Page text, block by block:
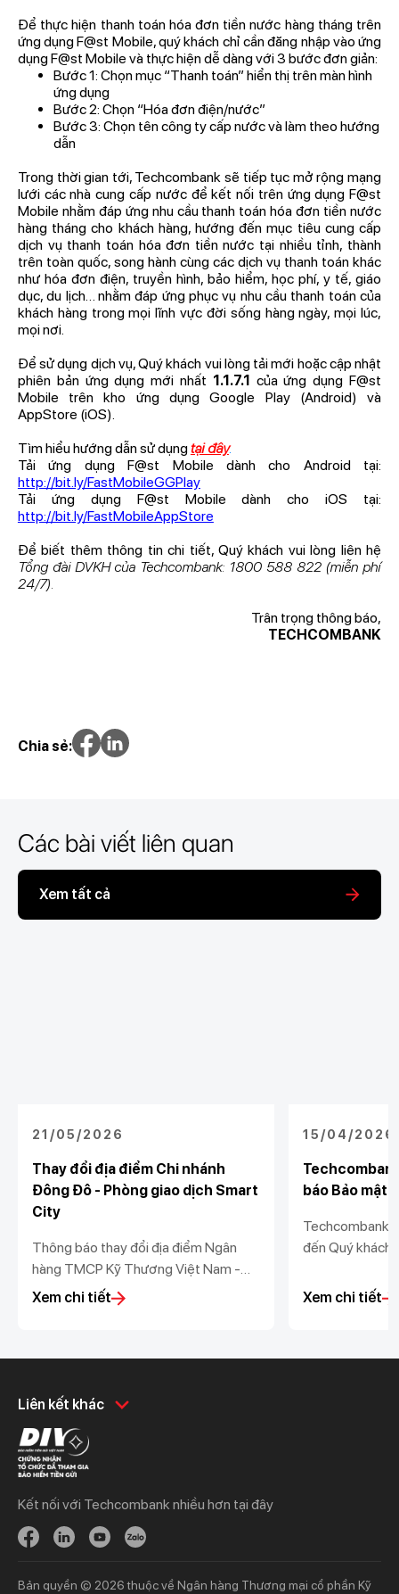
Để thực hiện thanh toán hóa đơn tiền nước hàng tháng trên
ứng dụng F@st Mobile, quý khách chỉ cần đăng nhập vào ứng
dụng F@st Mobile và thực hiện dễ dàng với 3 bước đơn giản:
Bước 1: Chọn mục “Thanh toán” hiển thị trên màn hình
ứng dụng
Bước 2: Chọn “Hóa đơn điện/nước”
Bước 3: Chọn tên công ty cấp nước và làm theo hướng
dẫn
Trong thời gian tới, Techcombank sẽ tiếp tục mở rộng mạng
lưới các nhà cung cấp nước để kết nối trên ứng dụng F@st
Mobile nhằm đáp ứng nhu cầu thanh toán hóa đơn tiền nước
hàng tháng cho khách hàng, hướng đến mục tiêu cung cấp
dịch vụ thanh toán hóa đơn tiền nước tại nhiều tỉnh, thành
trên toàn quốc, song hành cùng các dịch vụ thanh toán khác
như hóa đơn điện, truyền hình, bảo hiểm, học phí, y tế, giáo
dục, du lịch… nhằm đáp ứng phục vụ nhu cầu thanh toán của
khách hàng trong mọi lĩnh vực đời sống hàng ngày, mọi lúc,
mọi nơi.
Để sử dụng dịch vụ, Quý khách vui lòng tải mới hoặc cập nhật
phiên bản ứng dụng mới nhất 1.1.7.1 của ứng dụng F@st
Mobile trên kho ứng dụng Google Play (Android) và
AppStore (iOS).
Tìm hiểu hướng dẫn sử dụngtại đây.
Tải ứng dụng F@st Mobile dành cho Android tại:
http://bit.ly/FastMobileGGPlay
Tải ứng dụng F@st Mobile dành cho iOS tại:
http://bit.ly/FastMobileAppStore
Để biết thêm thông tin chi tiết, Quý khách vui lòng liên hệ
Tổng đài DVKH của Techcombank: 1800 588 822 (miễn phí
24/7).
Trân trọng thông báo,
TECHCOMBANK
Chia sẻ:
Các bài viết liên quan
Xem tất cả
21/05/2026
Thay đổi địa điểm Chi nhánh
Đông Đô - Phòng giao dịch Smart
City
Thông báo thay đổi địa điểm Ngân
hàng TMCP Kỹ Thương Việt Nam -
Chi nhánh Đông Đô - Phòng giao dịch
Xem chi tiết
15/04/2026
báo Bảo mật
Techcombank
đến Quý khách
dữ liệu
Chính phủ ban
Xem chi tiết
Liên kết khác
Khách hàng cá nhân
Chi tiêu
Tiết kiệm
Vay
Đầu tư
Bảo hiểm
Thương mại
Thông tin mới
Kết nối với Techcombank nhiều hơn tại đây
Bản quyền © 2026 thuộc về Ngân hàng Thương mại cổ phần Kỹ